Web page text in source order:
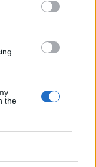
the
vodovoda in
Florjanu
Lastnik
na
umrl 95-letni
Vuhredu: V
nikoli ni